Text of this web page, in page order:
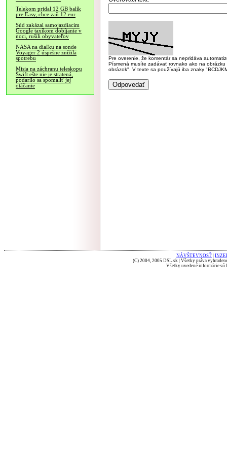
Telekom pridal 12 GB balík
pre Easy, chce zaň 12 eur
Súd zakázal samojazdiacim
Google taxíkom dobíjanie v
noci, rušili obyvateľov
NASA na diaľku na sonde
Voyager 2 úspešne znížila
spotrebu
Misia na záchranu teleskopu
Swift ešte nie je stratená,
podarilo sa spomaliť jej
otáčanie
Pre overenie, že komentár sa nepridáva
Písmená musíte zadávať rovnako ako na
obrázok". V texte sa používajú iba znaky
NÁVŠTEVNOSŤ
(C) 2004, 2005 DSL.sk | Všetky práva
Všetky uvedené informácie sú